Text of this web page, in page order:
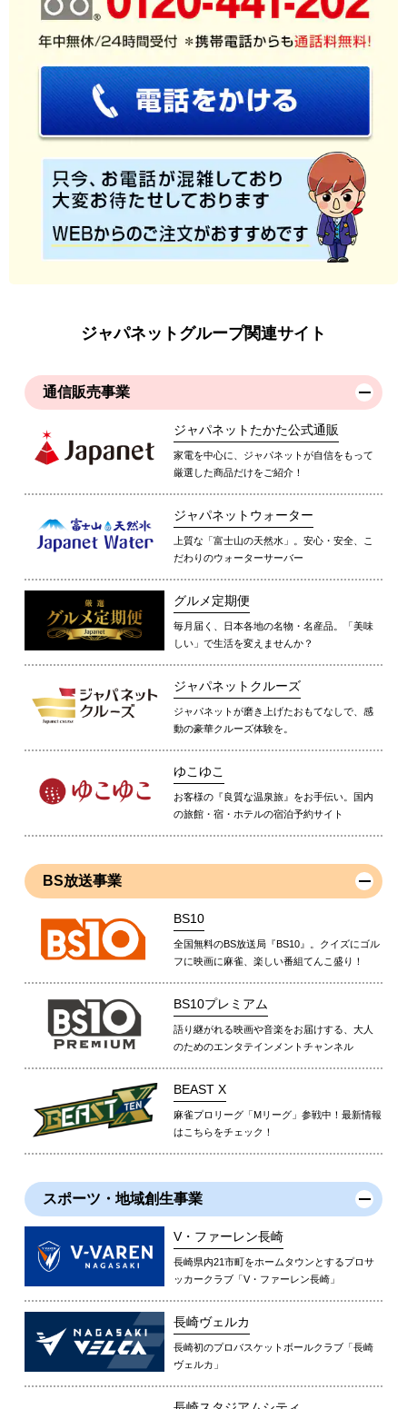
ジャパネットグループ関連サイト
通信販売事業
ジャパネットたかた公式通販
家電を中心に、ジャパネットが自信をもって
厳選した商品だけをご紹介！
ジャパネットウォーター
上質な「富士山の天然水」。安心・安全、こ
だわりのウォーターサーバー
グルメ定期便
毎月届く、日本各地の名物・名産品。「美味
しい」で生活を変えませんか？
ジャパネットクルーズ
ジャパネットが磨き上げたおもてなしで、感
動の豪華クルーズ体験を。
ゆこゆこ
お客様の『良質な温泉旅』をお手伝い。国内
の旅館・宿・ホテルの宿泊予約サイト
BS放送事業
BS10
全国無料のBS放送局『BS10』。クイズにゴル
フに映画に麻雀、楽しい番組てんこ盛り！
BS10プレミアム
語り継がれる映画や音楽をお届けする、大人
のためのエンタテインメントチャンネル
BEAST X
麻雀プロリーグ「Mリーグ」参戦中！最新情報
はこちらをチェック！
スポーツ・地域創生事業
V・ファーレン長崎
長崎県内21市町をホームタウンとするプロサ
ッカークラブ「V・ファーレン長崎」
長崎ヴェルカ
長崎初のプロバスケットボールクラブ「長崎
ヴェルカ」